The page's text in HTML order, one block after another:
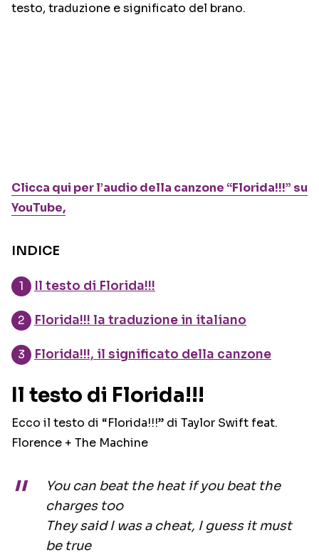
testo, traduzione e significato del brano.
Clicca qui per l’audio della canzone “Florida!!!” su
YouTube,
INDICE
Il testo di Florida!!!
Florida!!! la traduzione in italiano
Florida!!!, il significato della canzone
Il testo di Florida!!!
Ecco il testo di “Florida!!!” di Taylor Swift feat.
Florence + The Machine
You can beat the heat if you beat the
charges too
They said I was a cheat, I guess it must
be true